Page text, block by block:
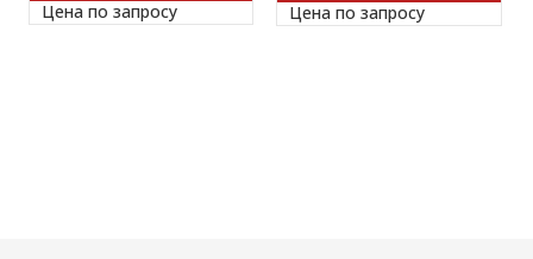
Цена по запросу Цена по запросу